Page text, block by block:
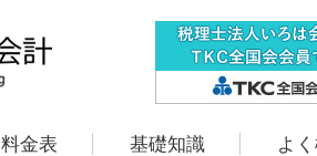
料金表 基礎知識 よ